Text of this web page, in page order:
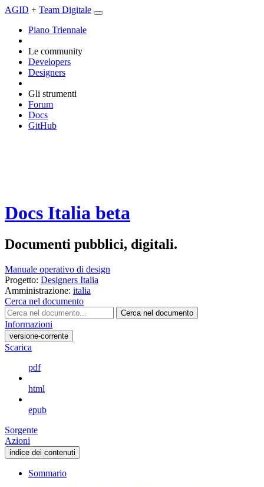
AGID + Team Digitale
Piano Triennale
Le community
Developers
Designers
Gli strumenti
Forum
Docs
GitHub
Docs Italia beta
Documenti pubblici, digitali.
Manuale operativo di design
Progetto: Designers Italia
Amministrazione: italia
Cerca nel documento
Cerca nel documento
Informazioni
versione-corrente
Scarica
pdf
html
epub
Sorgente
Azioni
indice dei contenuti
Sommario